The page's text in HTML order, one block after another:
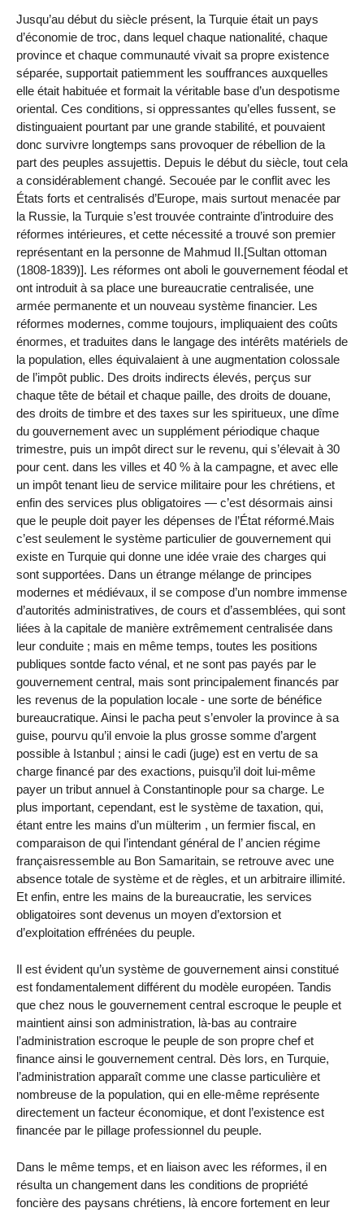
Jusqu’au début du siècle présent, la Turquie était un pays
d’économie de troc, dans lequel chaque nationalité, chaque
province et chaque communauté vivait sa propre existence
séparée, supportait patiemment les souffrances auxquelles
elle était habituée et formait la véritable base d’un despotisme
oriental. Ces conditions, si oppressantes qu’elles fussent, se
distinguaient pourtant par une grande stabilité, et pouvaient
donc survivre longtemps sans provoquer de rébellion de la
part des peuples assujettis. Depuis le début du siècle, tout cela
a considérablement changé. Secouée par le conflit avec les
États forts et centralisés d’Europe, mais surtout menacée par
la Russie, la Turquie s’est trouvée contrainte d’introduire des
réformes intérieures, et cette nécessité a trouvé son premier
représentant en la personne de Mahmud II.[Sultan ottoman
(1808-1839)]. Les réformes ont aboli le gouvernement féodal et
ont introduit à sa place une bureaucratie centralisée, une
armée permanente et un nouveau système financier. Les
réformes modernes, comme toujours, impliquaient des coûts
énormes, et traduites dans le langage des intérêts matériels de
la population, elles équivalaient à une augmentation colossale
de l’impôt public. Des droits indirects élevés, perçus sur
chaque tête de bétail et chaque paille, des droits de douane,
des droits de timbre et des taxes sur les spiritueux, une dîme
du gouvernement avec un supplément périodique chaque
trimestre, puis un impôt direct sur le revenu, qui s’élevait à 30
pour cent. dans les villes et 40 % à la campagne, et avec elle
un impôt tenant lieu de service militaire pour les chrétiens, et
enfin des services plus obligatoires — c’est désormais ainsi
que le peuple doit payer les dépenses de l’État réformé.Mais
c’est seulement le système particulier de gouvernement qui
existe en Turquie qui donne une idée vraie des charges qui
sont supportées. Dans un étrange mélange de principes
modernes et médiévaux, il se compose d’un nombre immense
d’autorités administratives, de cours et d’assemblées, qui sont
liées à la capitale de manière extrêmement centralisée dans
leur conduite ; mais en même temps, toutes les positions
publiques sontde facto vénal, et ne sont pas payés par le
gouvernement central, mais sont principalement financés par
les revenus de la population locale - une sorte de bénéfice
bureaucratique. Ainsi le pacha peut s’envoler la province à sa
guise, pourvu qu’il envoie la plus grosse somme d’argent
possible à Istanbul ; ainsi le cadi (juge) est en vertu de sa
charge financé par des exactions, puisqu’il doit lui-même
payer un tribut annuel à Constantinople pour sa charge. Le
plus important, cependant, est le système de taxation, qui,
étant entre les mains d’un mülterim , un fermier fiscal, en
comparaison de qui l’intendant général de l’ ancien régime
françaisressemble au Bon Samaritain, se retrouve avec une
absence totale de système et de règles, et un arbitraire illimité.
Et enfin, entre les mains de la bureaucratie, les services
obligatoires sont devenus un moyen d’extorsion et
d’exploitation effrénées du peuple.
Il est évident qu’un système de gouvernement ainsi constitué
est fondamentalement différent du modèle européen. Tandis
que chez nous le gouvernement central escroque le peuple et
maintient ainsi son administration, là-bas au contraire
l’administration escroque le peuple de son propre chef et
finance ainsi le gouvernement central. Dès lors, en Turquie,
l’administration apparaît comme une classe particulière et
nombreuse de la population, qui en elle-même représente
directement un facteur économique, et dont l’existence est
financée par le pillage professionnel du peuple.
Dans le même temps, et en liaison avec les réformes, il en
résulta un changement dans les conditions de propriété
foncière des paysans chrétiens, là encore fortement en leur